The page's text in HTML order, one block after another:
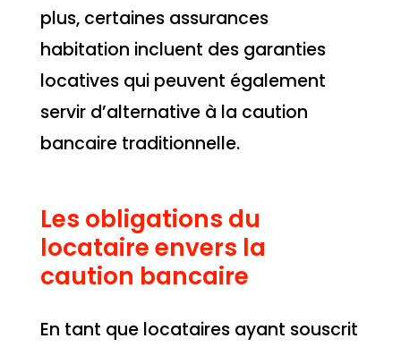
plus, certaines assurances
habitation incluent des garanties
locatives qui peuvent également
servir d’alternative à la caution
bancaire traditionnelle.
Les obligations du
locataire envers la
caution bancaire
En tant que locataires ayant souscrit